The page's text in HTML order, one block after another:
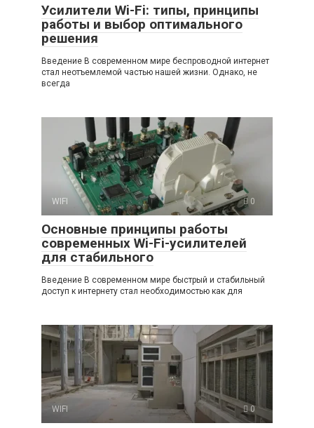
Усилители Wi-Fi: типы, принципы
работы и выбор оптимального
решения
Введение В современном мире беспроводной интернет
стал неотъемлемой частью нашей жизни. Однако, не
всегда
WIFI 0
Основные принципы работы
современных Wi-Fi-усилителей
для стабильного
Введение В современном мире быстрый и стабильный
доступ к интернету стал необходимостью как для
WIFI 0